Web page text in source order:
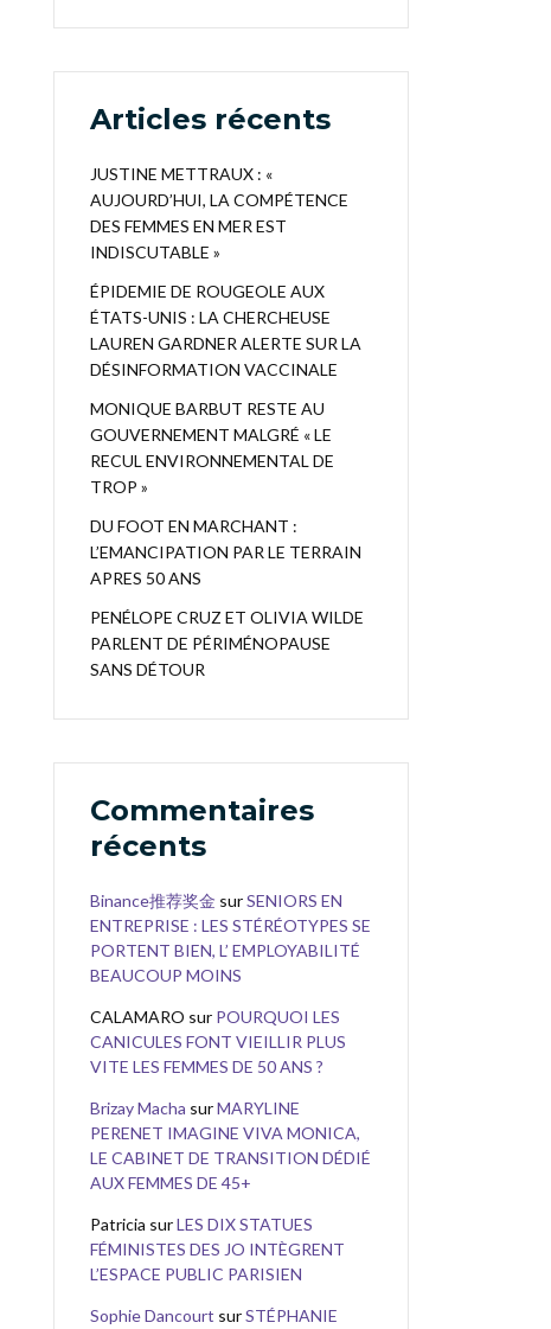
Articles récents
JUSTINE METTRAUX : «
AUJOURD’HUI, LA COMPÉTENCE
DES FEMMES EN MER EST
INDISCUTABLE »
ÉPIDEMIE DE ROUGEOLE AUX
ÉTATS-UNIS : LA CHERCHEUSE
LAUREN GARDNER ALERTE SUR LA
DÉSINFORMATION VACCINALE
MONIQUE BARBUT RESTE AU
GOUVERNEMENT MALGRÉ « LE
RECUL ENVIRONNEMENTAL DE
TROP »
DU FOOT EN MARCHANT :
L’EMANCIPATION PAR LE TERRAIN
APRES 50 ANS
PENÉLOPE CRUZ ET OLIVIA WILDE
PARLENT DE PÉRIMÉNOPAUSE
SANS DÉTOUR
Commentaires
récents
Binance推荐奖金 surSENIORS EN
ENTREPRISE : LES STÉRÉOTYPES SE
PORTENT BIEN, L’ EMPLOYABILITÉ
BEAUCOUP MOINS
CALAMARO sur POURQUOI LES
CANICULES FONT VIEILLIR PLUS
VITE LES FEMMES DE 50 ANS ?
Brizay Macha surMARYLINE
PERENET IMAGINE VIVA MONICA,
LE CABINET DE TRANSITION DÉDIÉ
AUX FEMMES DE 45+
Patricia surLES DIX STATUES
FÉMINISTES DES JO INTÈGRENT
L’ESPACE PUBLIC PARISIEN
Sophie Dancourt surSTÉPHANIE